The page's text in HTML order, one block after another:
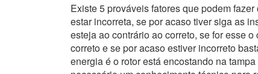
Existe 5 prováveis fatores que podem
estar incorreta, se por acaso tiver siga as
esteja ao contrário ao correto, se for esse
correto e se por acaso estiver incorreto
energia é o rotor está encostando na